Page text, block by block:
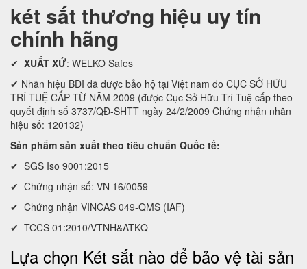
két sắt thương hiệu uy tín
chính hãng
✔ XUẤT XỨ: WELKO Safes
✔ Nhãn hiệu BDI đã được bảo hộ tại Việt nam do CỤC SỞ HỮU
TRÍ TUỆ CẤP TỪ NĂM 2009 (được Cục Sở Hữu Trí Tuệ cấp theo
quyết định số 3737/QĐ-SHTT ngày 24/2/2009 Chứng nhận nhãn
hiệu số: 120132)
Sản phẩm sản xuất theo tiêu chuẩn Quốc tế:
✔ SGS Iso 9001:2015
✔ Chứng nhận số: VN 16/0059
✔ Chứng nhận VINCAS 049-QMS (IAF)
✔ TCCS 01:2010/VTNH&ATKQ
Lựa chọn Két sắt nào để bảo vệ tài sản